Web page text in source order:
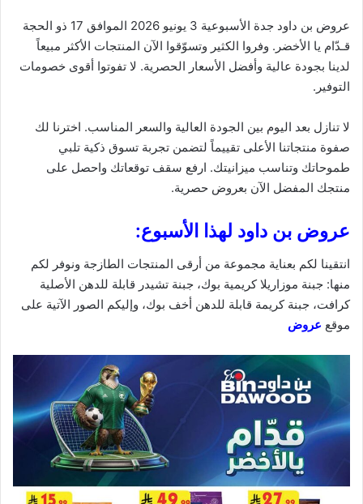
عروض بن داود جدة الأسبوعية 3 يونيو 2026 الموافق 17 ذو الحجة
قـدّام يا الأخضر. وفروا الكثير وتسوّقوا الآن المنتجات الأكثر مبيعاً
لدينا بجودة عالية وأفضل الأسعار الحصرية. لا تفوتوا أقوى خصومات
التوفير.
لا تنازل بعد اليوم بين الجودة العالية والسعر المناسب. اخترنا لك
صفوة منتجاتنا الأعلى تقييماً لتضمن تجربة تسوق ذكية تلبي
طموحاتك وتناسب ميزانيتك. ارفع سقف توقعاتك واحصل على
منتجك المفضل الآن بعروض حصرية.
عروض بن داود لهذا الأسبوع:
انتقينا لكم بعناية مجموعة من أرقى المنتجات الطازجة ونوفر لكم
منها: جبنة موزاريلا كريمية بوك، جبنة تشيدر قابلة للدهن الأصلية
كرافت، جبنة كريمة قابلة للدهن أخف بوك، وإليكم الصور الآتية على
موقع عروض